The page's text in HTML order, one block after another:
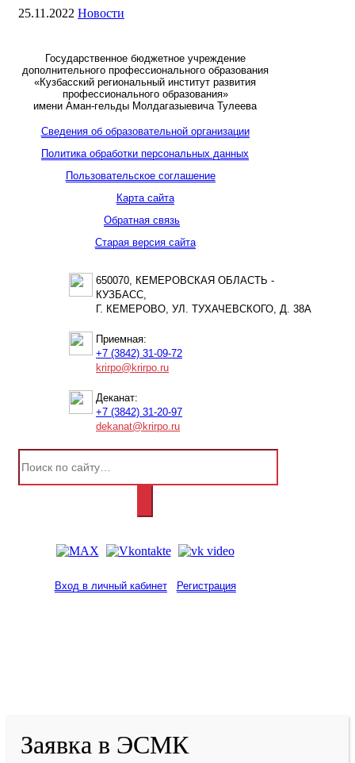
25.11.2022 Новости
Государственное бюджетное учреждение
дополнительного профессионального образования
«Кузбасский региональный институт развития
профессионального образования»
имени Аман-гельды Молдагазыевича Тулеева
Сведения об образовательной организации
Политика обработки персональных данных
Пользовательское соглашение
Карта сайта
Обратная связь
Старая версия сайта
650070, КЕМЕРОВСКАЯ ОБЛАСТЬ -
КУЗБАСС,
Г. КЕМЕРОВО, УЛ. ТУХАЧЕВСКОГО, Д. 38А
Приемная:
+7 (3842) 31-09-72
krirpo@krirpo.ru
Деканат:
+7 (3842) 31-20-97
dekanat@krirpo.ru
Вход в личный кабинет Регистрация
Заявка в ЭСМК